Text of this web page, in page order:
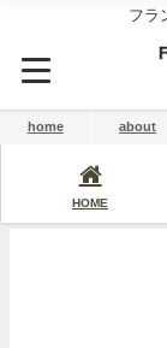
フラ
home about
HOME